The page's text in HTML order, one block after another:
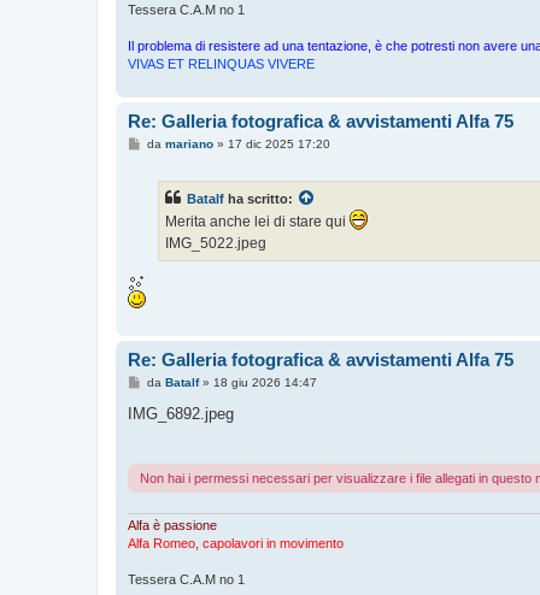
Tessera C.A.M no 1
Il problema di resistere ad una tentazione, è che potresti non avere
VIVAS ET RELINQUAS VIVERE
Re: Galleria fotografica & avvistamenti Alfa 75
Mda mariano» 17 dic 2025 17:20
Batalf ha scritto:
Merita anche lei di stare qui
IMG_5022.jpeg
Re: Galleria fotografica & avvistamenti Alfa 75
M
s
i
da Batalf» 18 giu 2026 14:47
IMG_6892.jpeg
Non hai i permessi necessari per visualizzare i file allegati in questo
Alfa è passione
Alfa Romeo, capolavori in movimento
Tessera C.A.M no 1